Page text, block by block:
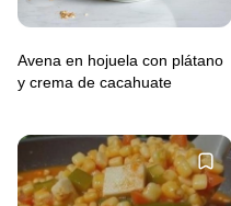
Avena en hojuela con plátano
y crema de cacahuate